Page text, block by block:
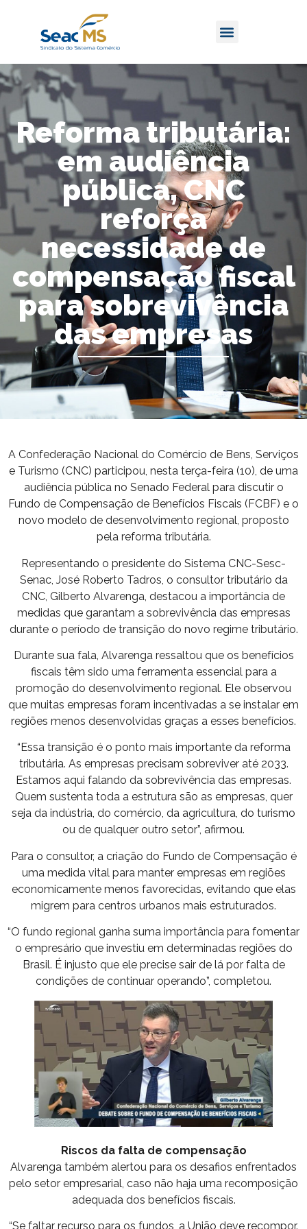
Reforma tributária:
em audiência
pública, CNC
reforça
necessidade de
compensação fiscal
para sobrevivência
das empresas
A Confederação Nacional do Comércio de Bens, Serviços
e Turismo (CNC) participou, nesta terça-feira (10), de uma
audiência pública no Senado Federal para discutir o
Fundo de Compensação de Benefícios Fiscais (FCBF) e o
novo modelo de desenvolvimento regional, proposto
pela reforma tributária.
Representando o presidente do Sistema CNC-Sesc-
Senac, José Roberto Tadros, o consultor tributário da
CNC, Gilberto Alvarenga, destacou a importância de
medidas que garantam a sobrevivência das empresas
durante o período de transição do novo regime tributário.
Durante sua fala, Alvarenga ressaltou que os benefícios
fiscais têm sido uma ferramenta essencial para a
promoção do desenvolvimento regional. Ele observou
que muitas empresas foram incentivadas a se instalar em
regiões menos desenvolvidas graças a esses benefícios.
“Essa transição é o ponto mais importante da reforma
tributária. As empresas precisam sobreviver até 2033.
Estamos aqui falando da sobrevivência das empresas.
Quem sustenta toda a estrutura são as empresas, quer
seja da indústria, do comércio, da agricultura, do turismo
ou de qualquer outro setor”, afirmou.
Para o consultor, a criação do Fundo de Compensação é
uma medida vital para manter empresas em regiões
economicamente menos favorecidas, evitando que elas
migrem para centros urbanos mais estruturados.
“O fundo regional ganha suma importância para fomentar
o empresário que investiu em determinadas regiões do
Brasil. É injusto que ele precise sair de lá por falta de
condições de continuar operando”, completou.
Riscos da falta de compensação
Alvarenga também alertou para os desafios enfrentados
pelo setor empresarial, caso não haja uma recomposição
adequada dos benefícios fiscais.
“Se faltar recurso para os fundos, a União deve recompor.